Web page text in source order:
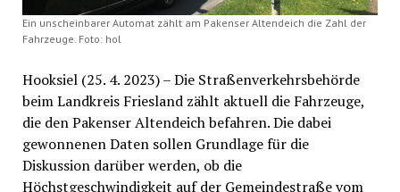
Ein unscheinbarer Automat zählt am Pakenser Altendeich die Zahl der
Fahrzeuge. Foto: hol
Hooksiel (25. 4. 2023) – Die Straßenverkehrsbehörde
beim Landkreis Friesland zählt aktuell die Fahrzeuge,
die den Pakenser Altendeich befahren. Die dabei
gewonnenen Daten sollen Grundlage für die
Diskussion darüber werden, ob die
Höchstgeschwindigkeit auf der Gemeindestraße vom